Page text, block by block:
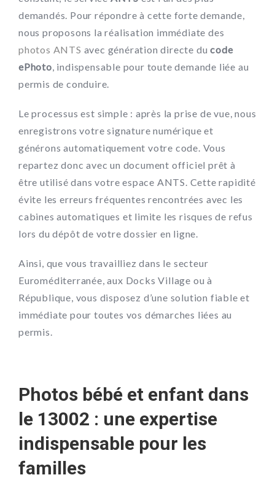
demandés. Pour répondre à cette forte demande,
nous proposons la réalisation immédiate des
photos ANTS avec génération directe ducode
ePhoto, indispensable pour toute demande liée au
permis de conduire.
Le processus est simple : après la prise de vue, nous
enregistrons votre signature numérique et
générons automatiquement votre code. Vous
repartez donc avec un document officiel prêt à
être utilisé dans votre espace ANTS. Cette rapidité
évite les erreurs fréquentes rencontrées avec les
cabines automatiques et limite les risques de refus
lors du dépôt de votre dossier en ligne.
Ainsi, que vous travailliez dans le secteur
Euroméditerranée, aux Docks Village ou à
République, vous disposez d’une solution fiable et
immédiate pour toutes vos démarches liées au
permis.
Photos bébé et enfant dans
le 13002 : une expertise
indispensable pour les
familles